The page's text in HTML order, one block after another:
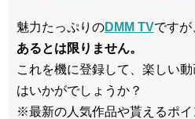
魅力たっぷりのDMM TVですが
あるとは限りません。
これを機に登録して、楽しい
はいかがでしょうか？
※最新の人気作品や貰えるポ